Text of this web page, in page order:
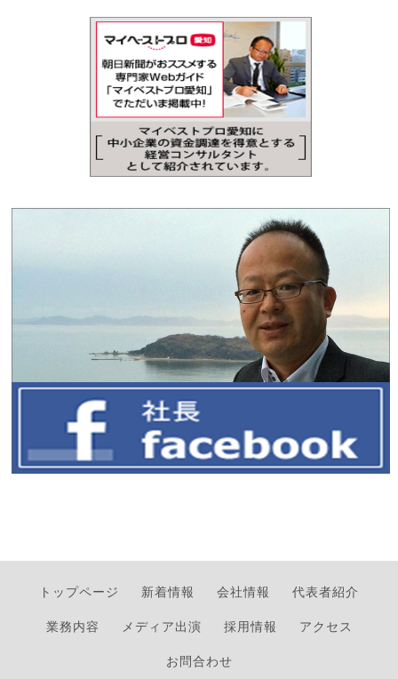
トップページ 新着情報 会社情報
代表者紹介
業務内容
メディア出演 採用情報
アクセス
お問合わせ